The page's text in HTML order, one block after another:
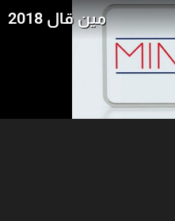
مين قال 2018